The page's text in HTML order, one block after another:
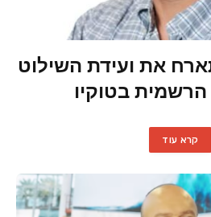
את ועידת השילוט
הרשמית בטוקיו
קרא עוד